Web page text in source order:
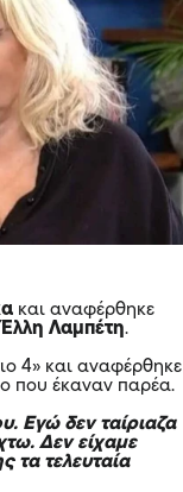
και αναφέρθηκε
Έλλη Λαμπέτη.
4» και αναφέρθηκε
που έκαναν παρέα.
Εγώ δεν ταίριαζα
Δεν είχαμε
τα τελευταία